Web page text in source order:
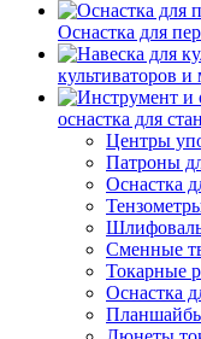
Оснастка для
культиваторов и
оснастка для
Центры
Патроны
Оснастка
Сменные
Токарные
Оснастка